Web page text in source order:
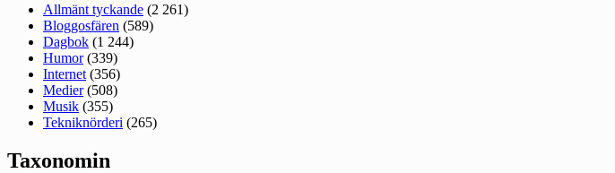
Allmänt tyckande (2 261)
Bloggosfären (589)
Dagbok (1 244)
Humor(339)
Internet (356)
Medier(508)
Musik (355)
Tekniknörderi (265)
Taxonomin